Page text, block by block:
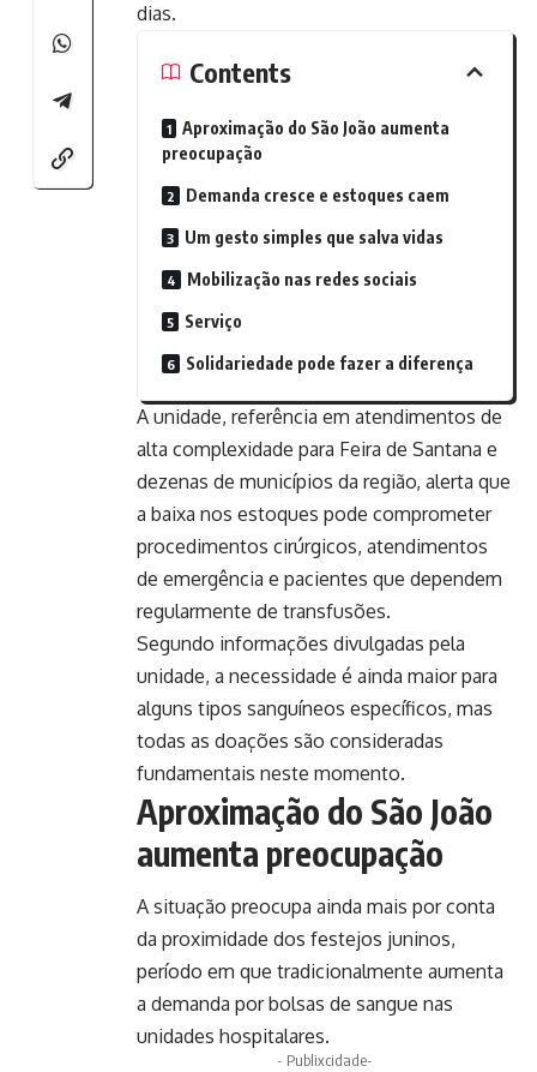
dias.
Contents
Aproximação do São João aumenta
preocupação
Demanda cresce e estoques caem
Um gesto simples que salva vidas
Mobilização nas redes sociais
Serviço
Solidariedade pode fazer a diferença
A unidade, referência em atendimentos de
alta complexidade para Feira de Santana e
dezenas de municípios da região, alerta que
a baixa nos estoques pode comprometer
procedimentos cirúrgicos, atendimentos
de emergência e pacientes que dependem
regularmente de transfusões.
Segundo informações divulgadas pela
unidade, a necessidade é ainda maior para
alguns tipos sanguíneos específicos, mas
todas as doações são consideradas
fundamentais neste momento.
Aproximação do São João
aumenta preocupação
A situação preocupa ainda mais por conta
da proximidade dos festejos juninos,
período em que tradicionalmente aumenta
a demanda por bolsas de sangue nas
unidades hospitalares.
- Publixcidade-